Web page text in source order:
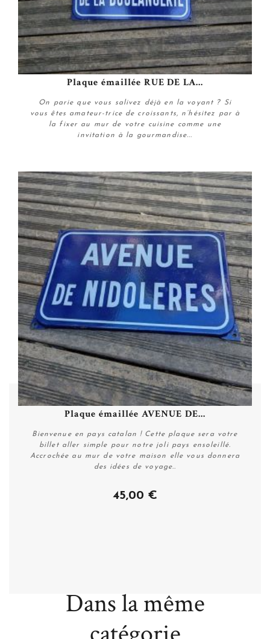
Plus de détails
Plaque émaillée RUE DE LA...
On parie que vous salivez déjà en la voyant ? Si
vous êtes amateur-trice de croissants, n’hésitez par à
la fixer au mur de votre cuisine comme une
invitation à la gourmandise...
Plaque émaillée AVENUE DE...
Bienvenue en pays catalan ! Cette plaque sera votre
billet aller simple pour notre joli pays ensoleillé.
Accrochée au mur de votre maison elle vous donnera
des idées de voyage..
45,00 €
Dans la même